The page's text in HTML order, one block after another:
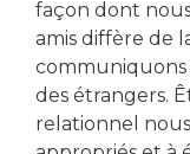
façon dont
amis diffère de
communiquons
des étrangers.
relationnel